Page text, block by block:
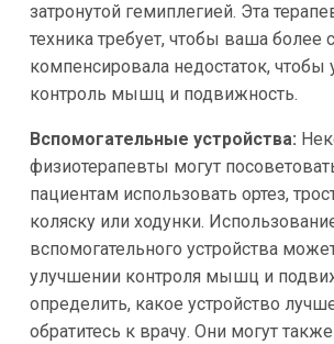
затронутой гемиплегией. Эта
техника требует, чтобы ваша более
компенсировала недостаток, чтобы
контроль мышц и подвижность.
Вспомогательные устройства:
физиотерапевты могут
пациентам использовать ортез,
коляску или ходунки.
вспомогательного устройства
улучшении контроля мышц и
определить, какое устройство
обратитесь к врачу. Они могут также